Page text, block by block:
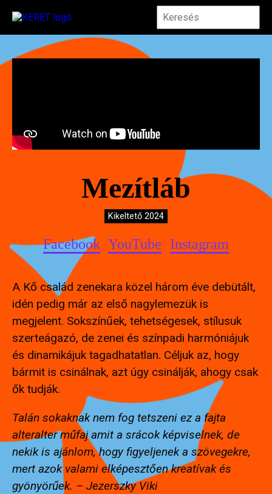
Mezítláb
Kikeltető 2024
Facebook YouTube Instagram
A Kő család zenekara közel három éve debütált,
idén pedig már az első nagylemezük is
megjelent. Sokszínűek, tehetségesek, stílusuk
szerteágazó, de zenei és színpadi harmóniájuk
és dinamikájuk tagadhatatlan. Céljuk az, hogy
bármit is csinálnak, azt úgy csinálják, ahogy csak
ők tudják.
Talán sokaknak nem fog tetszeni ez a fajta
alteralter műfaj amit a srácok képviselnek, de
nekik is ajánlom, hogy figyeljenek a szövegekre,
mert azok valami elképesztően kreatívak és
gyönyörűek. – Jezerszky Viki